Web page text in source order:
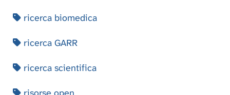
ricerca biomedica
ricerca GARR
ricerca scientifica